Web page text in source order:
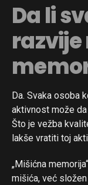
Da li
Da. Svaka osoba
aktivnost može
Što je vežba
lakše vratiti toj
„Mišićna
mišića, već